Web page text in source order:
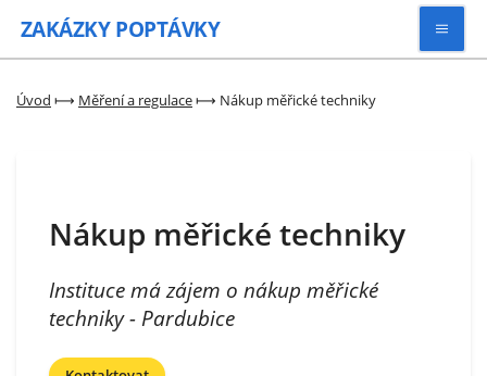
ZAKÁZKY POPTÁVKY
Vyhledávat
Kategorie
Zaregistrovat se
Úvod ⟼ Měření a regulace⟼ Nákup měřické techniky
Nákup měřické techniky
Instituce má zájem o nákup měřické
techniky - Pardubice